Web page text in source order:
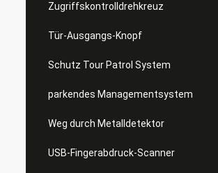
Zugriffskontrolldrehkreuz
Tür-Ausgangs-Knopf
Schutz Tour Patrol System
parkendes Managementsystem
Weg durch Metalldetektor
USB-Fingerabdruck-Scanner